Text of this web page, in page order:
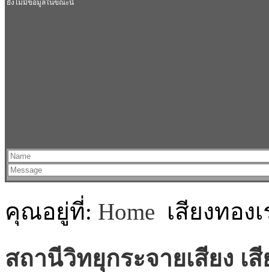
คุณอยู่ที่: Home เสียงทอง
สถานีวิทยุกระจายเสียง เสี